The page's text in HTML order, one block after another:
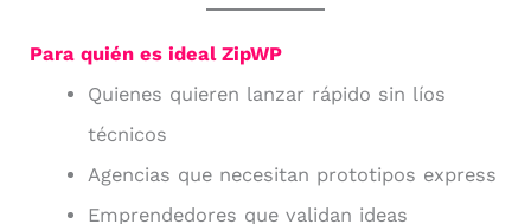
Para quién es ideal ZipWP
Quienes quieren lanzar rápido sin líos
técnicos
Agencias que necesitan prototipos express
Emprendedores que validan ideas